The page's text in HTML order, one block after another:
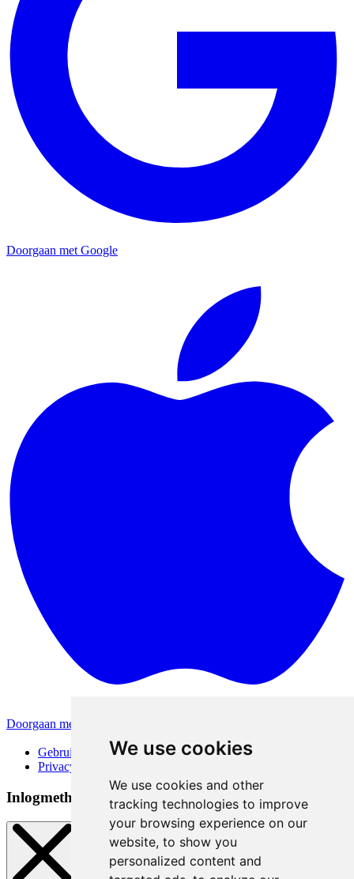
We use cookies
We use cookies and other
tracking technologies to improve
your browsing experience on our
website, to show you
personalized content and
Doorgaan met Google
Doorgaan met Apple
Gebruiksvoorwaarden
Privacybeleid
Inlogmethoden